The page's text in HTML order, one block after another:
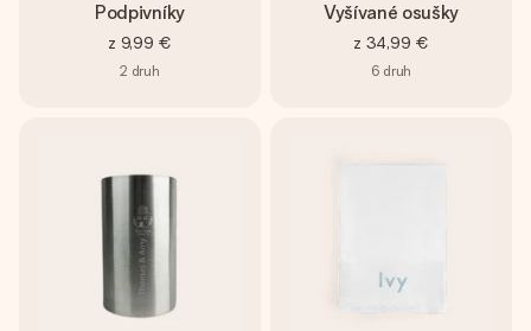
Podpivníky
z 9,99 €
2 druh
Vyšívané osušky
z 34,99 €
6 druh